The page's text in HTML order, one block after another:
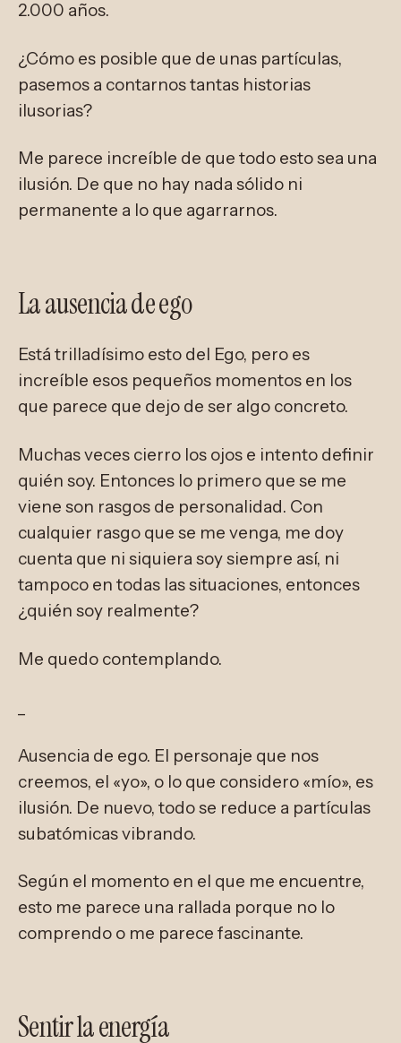
2.000 años.
¿Cómo es posible que de unas partículas,
pasemos a contarnos tantas historias
ilusorias?
Me parece increíble de que todo esto sea una
ilusión. De que no hay nada sólido ni
permanente a lo que agarrarnos.
La ausencia de ego
Está trilladísimo esto del Ego, pero es
increíble esos pequeños momentos en los
que parece que dejo de ser algo concreto.
Muchas veces cierro los ojos e intento definir
quién soy. Entonces lo primero que se me
viene son rasgos de personalidad. Con
cualquier rasgo que se me venga, me doy
cuenta que ni siquiera soy siempre así, ni
tampoco en todas las situaciones, entonces
¿quién soy realmente?
Me quedo contemplando.
Ausencia de ego. El personaje que nos
creemos, el «yo», o lo que considero «mío», es
ilusión. De nuevo, todo se reduce a partículas
subatómicas vibrando.
Según el momento en el que me encuentre,
esto me parece una rallada porque no lo
comprendo o me parece fascinante.
Sentir la energía